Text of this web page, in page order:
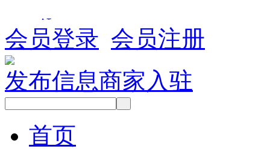
会员登录 会员注册
发布信息商家入驻
首页